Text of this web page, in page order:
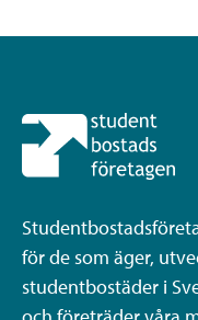
för de som äger,
studentbostäder i